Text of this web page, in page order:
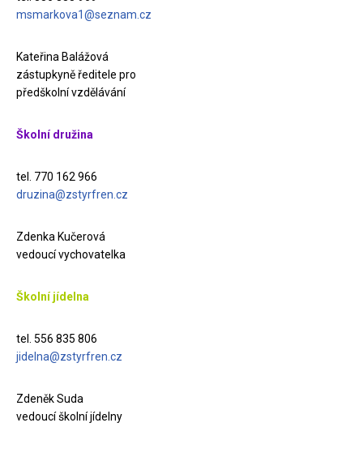
msmarkova1@seznam.cz
Kateřina Balážová
zástupkyně ředitele pro
předškolní vzdělávání
Školní družina
tel. 770 162 966
druzina@zstyrfren.cz
Zdenka Kučerová
vedoucí vychovatelka
Školní jídelna
tel. 556 835 806
jidelna@zstyrfren.cz
Zdeněk Suda
vedoucí školní jídelny